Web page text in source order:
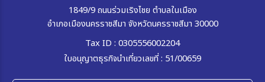
1849/9 ถนนร่วมเริงไชย ตำบลในเมือง
อำเภอเมืองนครราชสีมา จังหวัดนครราชสีมา 30000
Tax ID : 0305556002204
ใบอนุญาตธุรกิจนำเที่ยวเลขที่ : 51/00659